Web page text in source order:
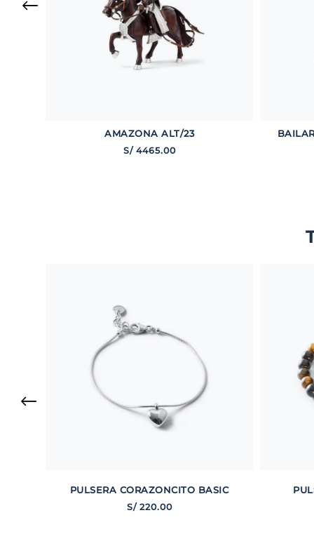
AMAZONA ALT/23
S/ 4465.00
PULSERA CORAZONCITO BASIC
S/ 220.00